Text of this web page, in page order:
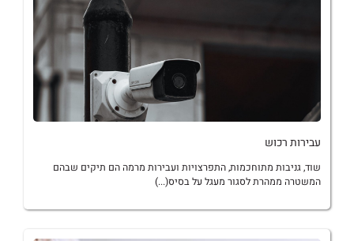
עבירות רכוש
שוד, גניבות מתוחכמות, התפרצויות ועבירות מרמה הם תיקים שבהם
המשטרה ממהרת לסגור מעגל על בסיס(...)